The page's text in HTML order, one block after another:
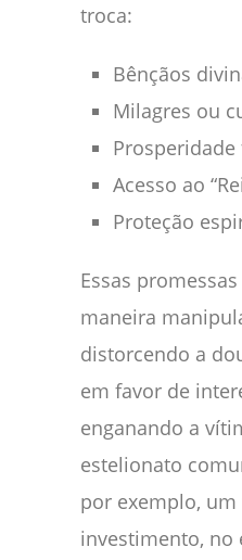
troca:
Bênçãos
Milagres ou
Acesso ao
Proteção
Essas
maneira
distorcendo a
em favor de
enganando a
estelionato
por exemplo, um
investimento, no